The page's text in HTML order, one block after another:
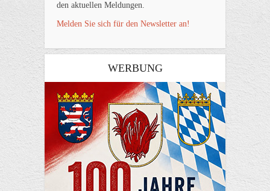
den aktuellen Meldungen.
Melden Sie sich für den Newsletter an!
WERBUNG